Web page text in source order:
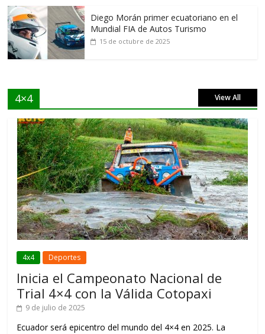
Diego Morán primer ecuatoriano en el
Mundial FIA de Autos Turismo
15 de octubre de 2025
4×4 View All
4x4 Deportes
Inicia el Campeonato Nacional de
Trial 4×4 con la Válida Cotopaxi
9 de julio de 2025
Ecuador será epicentro del mundo del 4×4 en 2025. La